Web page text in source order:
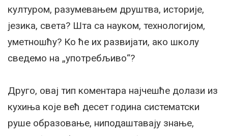
културом, разумевањем друштва, историје,
језика, света? Шта са науком, технологијом,
уметношћу? Ко ће их развијати, ако школу
сведемо на „употребљиво“?
Друго, овај тип коментара најчешће долази из
кухиња које већ десет година систематски
руше образовање, ниподаштавају знање,